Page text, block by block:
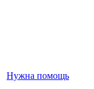
Нужна помощь